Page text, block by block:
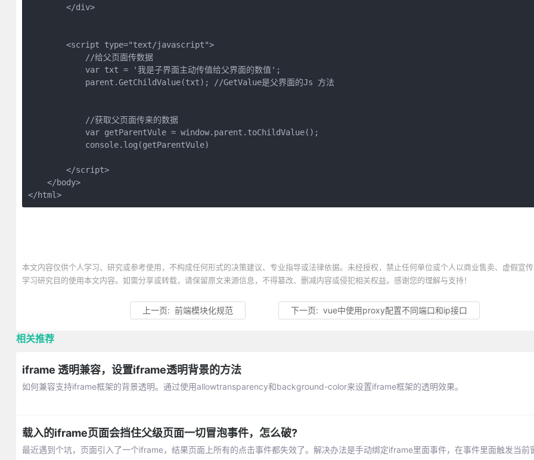
        </div>
        <script type="text/javascript">
            //给父页面传数据
            var txt = '我是子界面主动传值给父界面的数值';
            parent.GetChildValue(txt); //GetValue是父界面的Js 方法
            //获取父页面传来的数据
            var getParentVule = window.parent.toChildValue();
            console.log(getParentVule)
        </script>
    </body>
</html>
本文内容仅供个人学习、研究或参考使用，不构成任何形式的决策建议、专业指导或法律依据。未经授权，禁止任何单位或个人以商业售卖、虚假宣
学习研究目的使用本文内容。如需分享或转载，请保留原文来源信息，不得篡改、删减内容或侵犯相关权益。感谢您的理解与支持！
上一页:前端模块化规范 下一页:vue中使用proxy配置不同端口和ip接口
相关推荐
iframe 透明兼容，设置iframe透明背景的方法
如何兼容支持iframe框架的背景透明。通过使用allowtransparency和background-color来设置iframe框架的透明效果。
载入的iframe页面会挡住父级页面一切冒泡事件，怎么破?
最近遇到个坑，页面引入了一个iframe，结果页面上所有的点击事件都失效了。解决办法是手动绑定iframe里面事件，在事件里面触发当前